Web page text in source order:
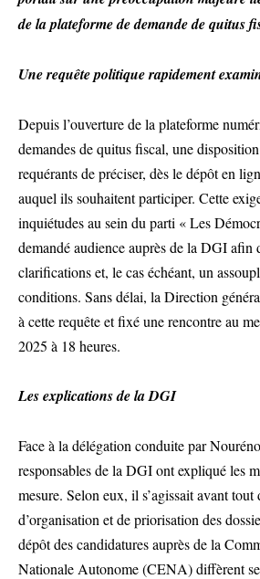
de la plateforme de demande de quitus
Une requête politique rapidement
Depuis l’ouverture de la plateforme
demandes de quitus fiscal, une
requérants de préciser, dès le dépôt en
auquel ils souhaitent participer. Cette
inquiétudes au sein du parti « Les
demandé audience auprès de la DGI afin
clarifications et, le cas échéant, un
conditions. Sans délai, la Direction
à cette requête et fixé une rencontre au
2025 à 18 heures.
Les explications de la DGI
Face à la délégation conduite par
responsables de la DGI ont expliqué les
mesure. Selon eux, il s’agissait avant tout
d’organisation et de priorisation des
dépôt des candidatures auprès de la
Nationale Autonome (CENA) diffèrent